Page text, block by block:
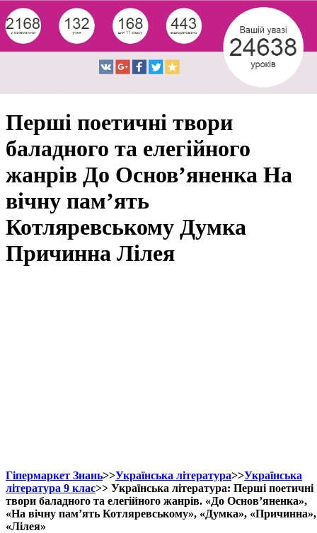
Перші поетичні твори
баладного та елегійного
жанрів До Основ’яненка На
вічну пам’ять
Котляревському Думка
Причинна Лілея
Гіпермаркет Знань>>Українська література>>Українська
література 9 клас>> Українська література: Перші поетичні
твори баладного та елегійного жанрів. «До Основ’яненка»,
«На вічну пам’ять Котляревському», «Думка», «Причинна»,
«Лілея»